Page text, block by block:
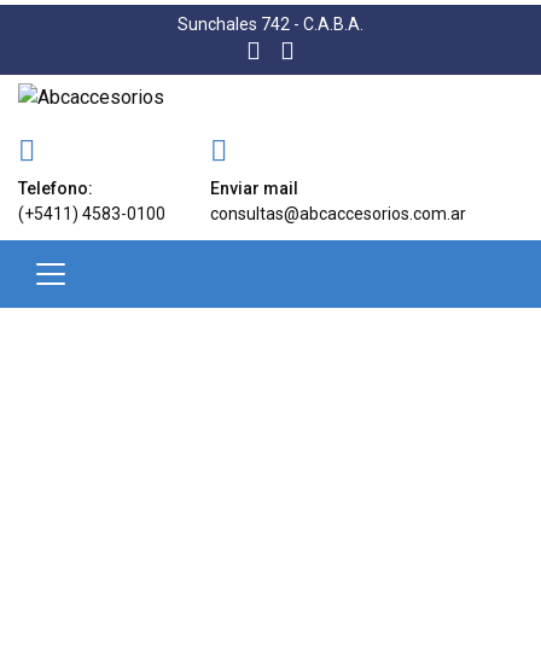
Sunchales 742 - C.A.B.A.
Telefono:
(+5411) 4583-0100
Enviar mail
consultas@abcaccesorios.com.ar